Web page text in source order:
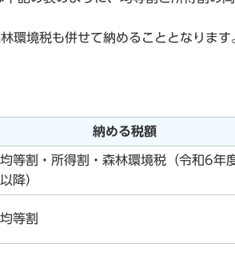
環境税も併せて納めることとなります
納める税額
均等割・所得割・森林環境税（令和6年
以降）
均等割